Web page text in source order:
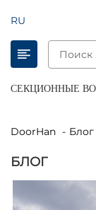
RU
СЕКЦИОННЫЕ
DoorHan Блог
БЛОГ